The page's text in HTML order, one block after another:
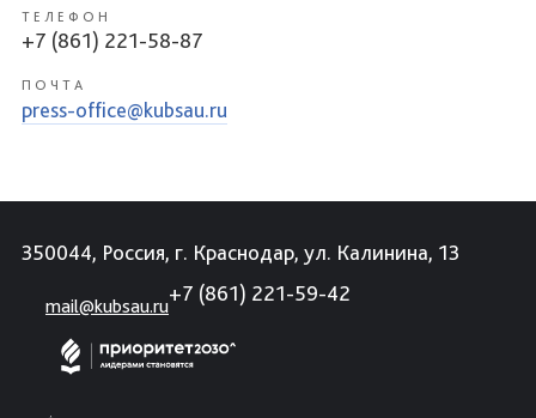
ТЕЛЕФОН
+7 (861) 221-58-87
ПОЧТА
press-office@kubsau.ru
350044, Россия, г. Краснодар, ул. Калинина, 13
mail@kubsau.ru
+7 (861) 221-59-42